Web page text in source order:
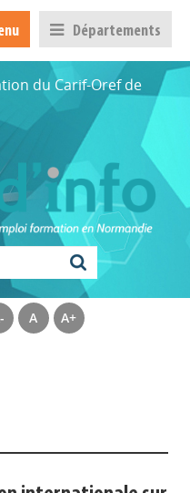
Départements
du Carif-Oref de
A A+